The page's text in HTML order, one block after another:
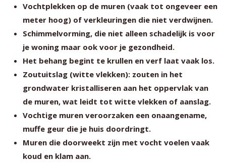
Vochtplekken op de muren (vaak tot ongeveer een
meter hoog) of verkleuringen die niet verdwijnen.
Schimmelvorming, die niet alleen schadelijk is voor
je woning maar ook voor je gezondheid.
Het behang begint te krullen en verf laat vaak los.
Zoutuitslag (witte vlekken): zouten in het
grondwater kristalliseren aan het oppervlak van
de muren, wat leidt tot witte vlekken of aanslag.
Vochtige muren veroorzaken een onaangename,
muffe geur die je huis doordringt.
Muren die doorweekt zijn met vocht voelen vaak
koud en klam aan.